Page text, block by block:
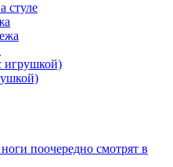
стуле
игрушкой)
поочередно смотрят в